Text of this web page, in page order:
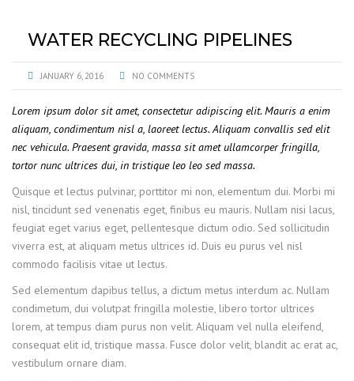
WATER RECYCLING PIPELINES
JANUARY 6, 2016 NO COMMENTS
Lorem ipsum dolor sit amet, consectetur adipiscing elit. Mauris a enim
aliquam, condimentum nisl a, laoreet lectus. Aliquam convallis sed elit
nec vehicula. Praesent gravida, massa sit amet ullamcorper fringilla,
tortor nunc ultrices dui, in tristique leo leo sed massa.
Quisque et lectus pulvinar, porttitor mi non, elementum dui. Morbi mi
nisl, tincidunt sed venenatis eget, finibus eu mauris. Nullam nisi lacus,
feugiat eget varius eget, pellentesque dictum odio. Sed sollicitudin
viverra est, at aliquam metus ultrices id. Duis eu purus vel nisl
commodo facilisis vitae ut lectus.
Sed elementum dapibus tellus, a dictum metus interdum ac. Nullam
condimetum, dui volutpat fringilla molestie, libero tortor ultrices
lorem, at tempus diam purus non velit. Aliquam vel nulla eleifend,
consequat elit id, tristique massa. Fusce dolor velit, blandit ac erat ac,
vestibulum ornare diam.